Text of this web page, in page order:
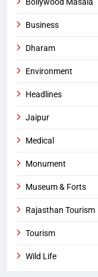
Business
Dharam
Environment
Headlines
Jaipur
Medical
Monument
Museum & Forts
Rajasthan Tourism
Tourism
Wild Life